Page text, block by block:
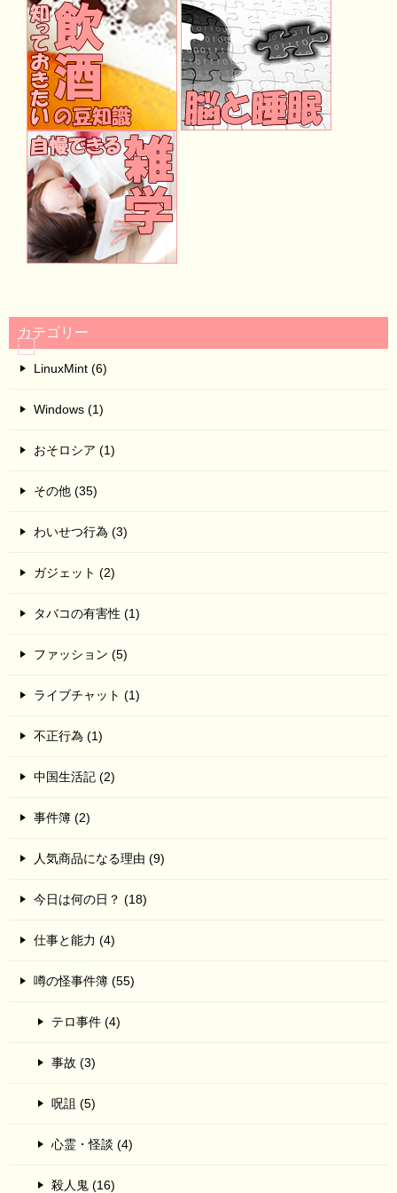
カテゴリー
LinuxMint (6)
Windows (1)
おそロシア (1)
その他 (35)
わいせつ行為 (3)
ガジェット (2)
タバコの有害性 (1)
ファッション (5)
ライブチャット (1)
不正行為 (1)
中国生活記 (2)
事件簿 (2)
人気商品になる理由 (9)
今日は何の日？ (18)
仕事と能力 (4)
噂の怪事件簿 (55)
テロ事件 (4)
事故 (3)
呪詛 (5)
心霊・怪談 (4)
殺人鬼 (16)